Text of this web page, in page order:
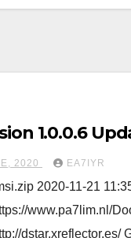
1.0.0.6
2020 EA7IYR
2020-11-21
www.pa7lim.nl/
dstar.xreflector.es/